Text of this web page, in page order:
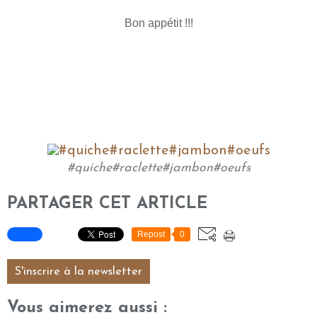
Bon appétit !!!
#quiche#raclette#jambon#oeufs
PARTAGER CET ARTICLE
Repost 0
S'inscrire à la newsletter
Vous aimerez aussi :